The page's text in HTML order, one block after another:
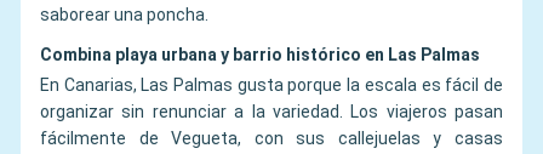
saborear una poncha.
Combina playa urbana y barrio histórico en Las Palmas
En Canarias, Las Palmas gusta porque la escala es fácil de
organizar sin renunciar a la variedad. Los viajeros pasan
fácilmente de Vegueta, con sus callejuelas y casas